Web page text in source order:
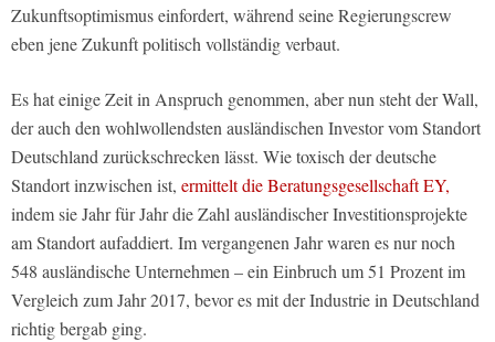
Zukunftsoptimismus einfordert, während seine Regierungscrew
eben jene Zukunft politisch vollständig verbaut.
Es hat einige Zeit in Anspruch genommen, aber nun steht der Wall,
der auch den wohlwollendsten ausländischen Investor vom Standort
Deutschland zurückschrecken lässt. Wie toxisch der deutsche
Standort inzwischen ist, ermittelt die Beratungsgesellschaft EY,
indem sie Jahr für Jahr die Zahl ausländischer Investitionsprojekte
am Standort aufaddiert. Im vergangenen Jahr waren es nur noch
548 ausländische Unternehmen – ein Einbruch um 51 Prozent im
Vergleich zum Jahr 2017, bevor es mit der Industrie in Deutschland
richtig bergab ging.